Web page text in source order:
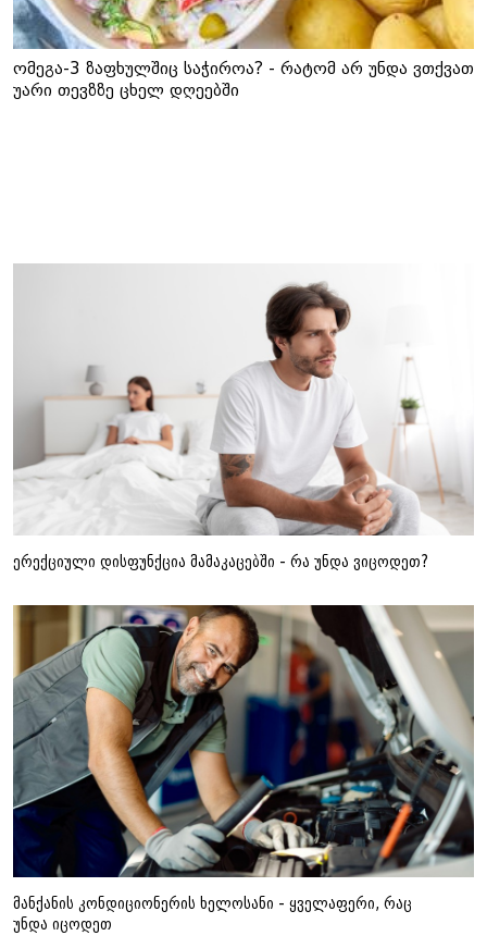
ომეგა-3 ზაფხულშიც საჭიროა? - რატომ არ უნდა ვთქვათ
უარი თევზზე ცხელ დღეებში
ერექციული დისფუნქცია მამაკაცებში - რა უნდა ვიცოდეთ?
მანქანის კონდიციონერის ხელოსანი - ყველაფერი, რაც
უნდა იცოდეთ